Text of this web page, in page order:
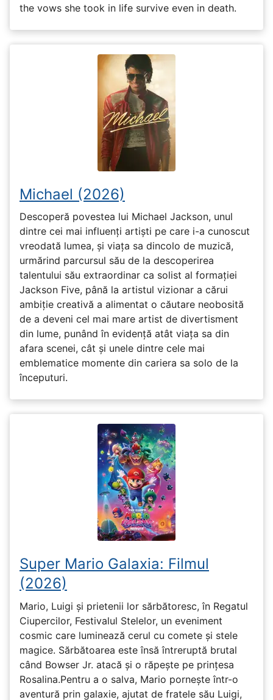
the vows she took in life survive even in death.
Michael (2026)
Descoperă povestea lui Michael Jackson, unul
dintre cei mai influenți artiști pe care i-a cunoscut
vreodată lumea, și viața sa dincolo de muzică,
urmărind parcursul său de la descoperirea
talentului său extraordinar ca solist al formației
Jackson Five, până la artistul vizionar a cărui
ambiție creativă a alimentat o căutare neobosită
de a deveni cel mai mare artist de divertisment
din lume, punând în evidență atât viața sa din
afara scenei, cât și unele dintre cele mai
emblematice momente din cariera sa solo de la
începuturi.
Super Mario Galaxia: Filmul
(2026)
Mario, Luigi și prietenii lor sărbătoresc, în Regatul
Ciupercilor, Festivalul Stelelor, un eveniment
cosmic care luminează cerul cu comete și stele
magice. Sărbătoarea este însă întreruptă brutal
când Bowser Jr. atacă și o răpește pe prinţesa
Rosalina.Pentru a o salva, Mario pornește într-o
aventură prin galaxie, ajutat de fratele său Luigi,